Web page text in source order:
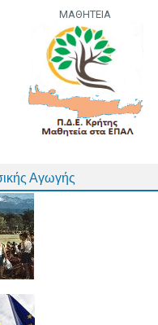
ΜΑΘΗΤΕΙΑ
Αγωγής